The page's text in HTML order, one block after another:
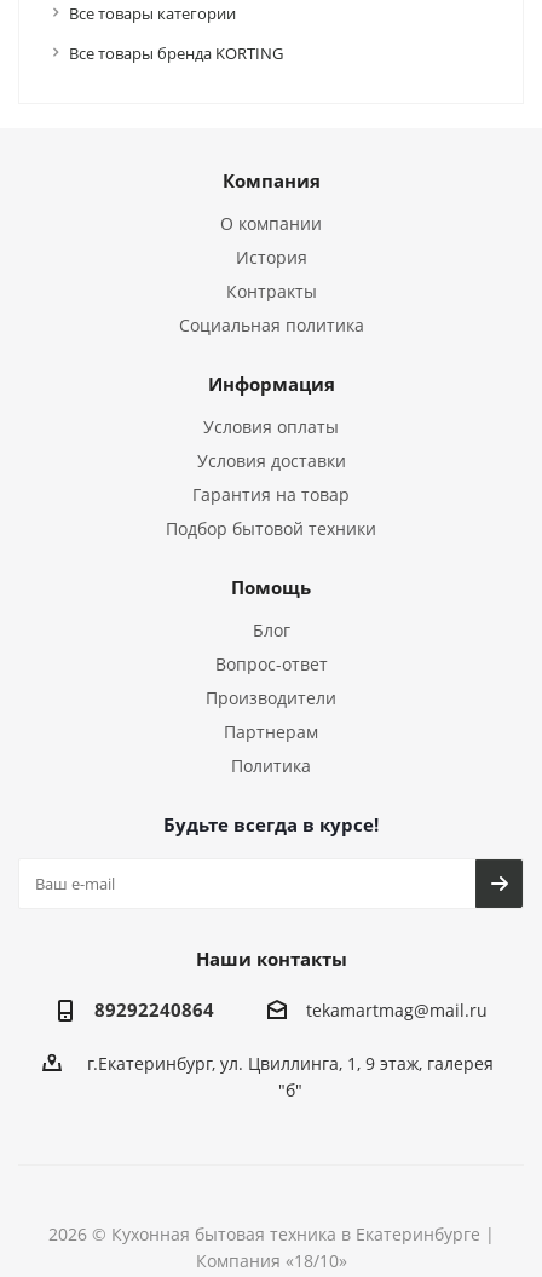
Все товары категории
Все товары бренда KORTING
Компания
О компании
История
Контракты
Социальная политика
Информация
Условия оплаты
Условия доставки
Гарантия на товар
Подбор бытовой техники
Помощь
Блог
Вопрос-ответ
Производители
Партнерам
Политика
Будьте всегда в курсе!
Наши контакты
89292240864 tekamartmag@mail.ru
г.Екатеринбург, ул. Цвиллинга, 1, 9 этаж, галерея
"б"
2026 © Кухонная бытовая техника в Екатеринбурге |
Компания «18/10»